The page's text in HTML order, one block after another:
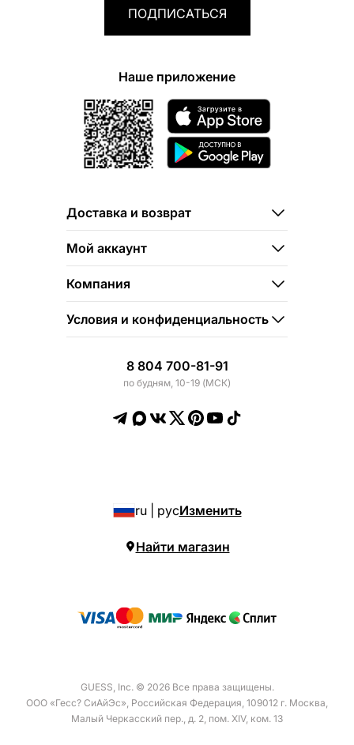
ПОДПИСАТЬСЯ
Наше приложение
Доставка и возврат
Мой аккаунт
Компания
Условия и конфиденциальность
8 804 700-81-91
по будням, 10-19 (МСК)
ru | русИзменить
Найти магазин
GUESS, Inc. © 2026 Все права защищены.
ООО «Гесс? СиАйЭс», Российская Федерация, 109012 г. Москва,
Малый Черкасский пер., д. 2, пом. XIV, ком. 13